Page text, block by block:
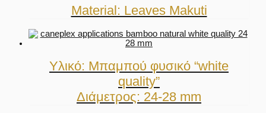
Material: Leaves Makuti
Υλικό: Μπαμπού φυσικό “white
quality”
Διάμετρος: 24-28 mm